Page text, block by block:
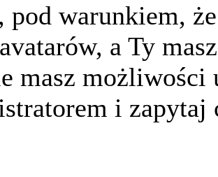
pod warunkiem,
a Ty
masz możliwości
i zapytaj